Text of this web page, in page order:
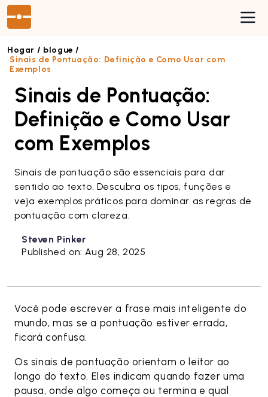
Preços
Blog
Hogar / blogue /
Sinais de Pontuação: Definição e Como Usar com
Exemplos
Sinais de Pontuação:
Definição e Como Usar
com Exemplos
Sinais de pontuação são essenciais para dar
sentido ao texto. Descubra os tipos, funções e
veja exemplos práticos para dominar as regras de
pontuação com clareza.
Steven Pinker
Published on: Aug 28, 2025
Você pode escrever a frase mais inteligente do
mundo, mas se a pontuação estiver errada,
ficará confusa.
Os sinais de pontuação orientam o leitor ao
longo do texto. Eles indicam quando fazer uma
pausa, onde algo começa ou termina e qual